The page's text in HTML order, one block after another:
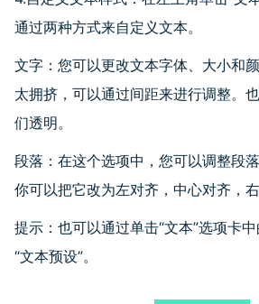
通过两种方式来自定义文本。
文字：您可以更改文本字体、大小和
太拥挤，可以通过间距来进行调整。
们透明。
段落：在这个选项中，您可以调整段
你可以把它改为左对齐，中心对齐，右
提示：也可以通过单击“文本”选项卡
“文本预设”。